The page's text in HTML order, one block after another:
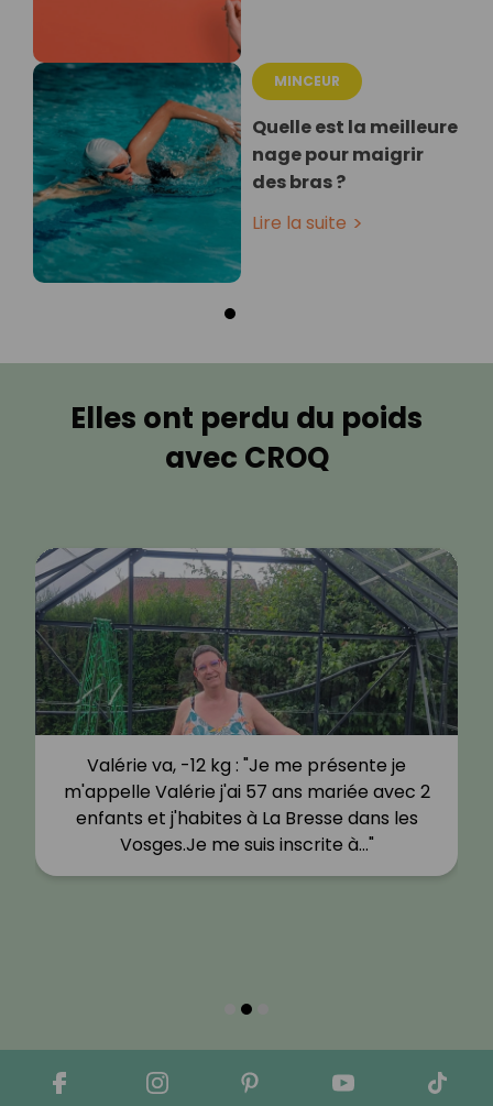
MINCEUR
Quelle est la meilleure
nage pour maigrir
des bras ?
Lire la suite
Elles ont perdu du poids
avec CROQ
Valérie va, -12 kg : "Je me présente je
m'appelle Valérie j'ai 57 ans mariée avec 2
enfants et j'habites à La Bresse dans les
Vosges.Je me suis inscrite à…"